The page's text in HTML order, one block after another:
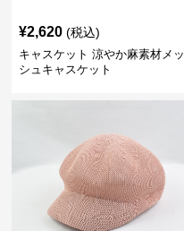
¥2,620 (税込)
キャスケット 涼やか麻素材メッ
シュキャスケット